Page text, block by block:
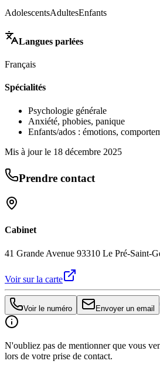
AdolescentsAdultesEnfants
Langues parlées
Français
Spécialités
Psychologie générale
Anxiété, phobies, panique
Enfants/ados : émotions,
Mis à jour le 18 décembre 2025
Prendre contact
Cabinet
41 Grande Avenue 93310 Le Pré-Saint-
Voir sur la carte
Voir le numéro Envoyer un email
N'oubliez pas de mentionner que vous
lors de votre prise de contact.